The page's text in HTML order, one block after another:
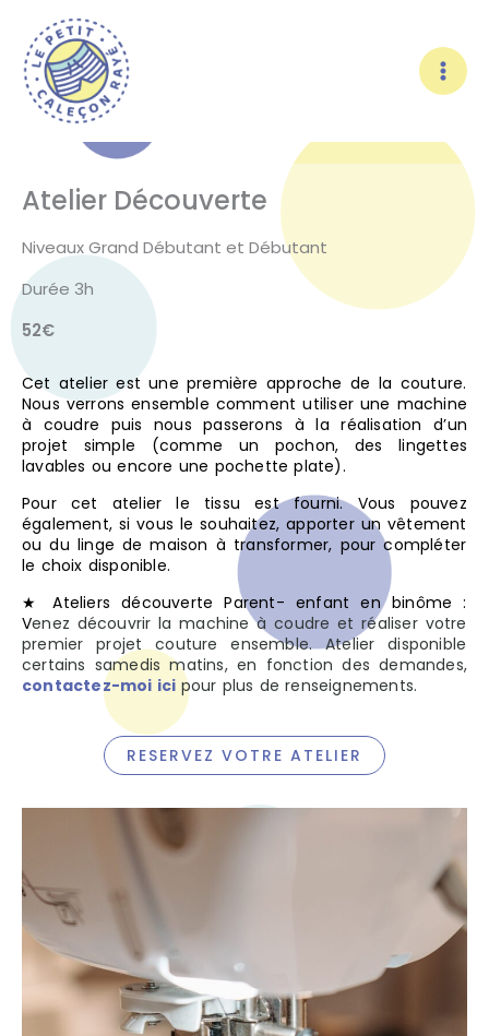
contenu
Atelier Découverte
Niveaux Grand Débutant et Débutant
Durée 3h
52€
Cet atelier est une première approche de la couture.
Nous verrons ensemble comment utiliser une machine
à coudre puis nous passerons à la réalisation d’un
projet simple (comme un pochon, des lingettes
lavables ou encore une pochette plate).
Pour cet atelier le tissu est fourni. Vous pouvez
également, si vous le souhaitez, apporter un vêtement
ou du linge de maison à transformer, pour compléter
le choix disponible.
★ Ateliers découverte Parent- enfant en binôme :
Venez découvrir la machine à coudre et réaliser votre
premier projet couture ensemble. Atelierdisponible
certains samedis matins, en fonction des demandes,
contactez-moi ici pour plus de renseignements.
RESERVEZ VOTRE ATELIER